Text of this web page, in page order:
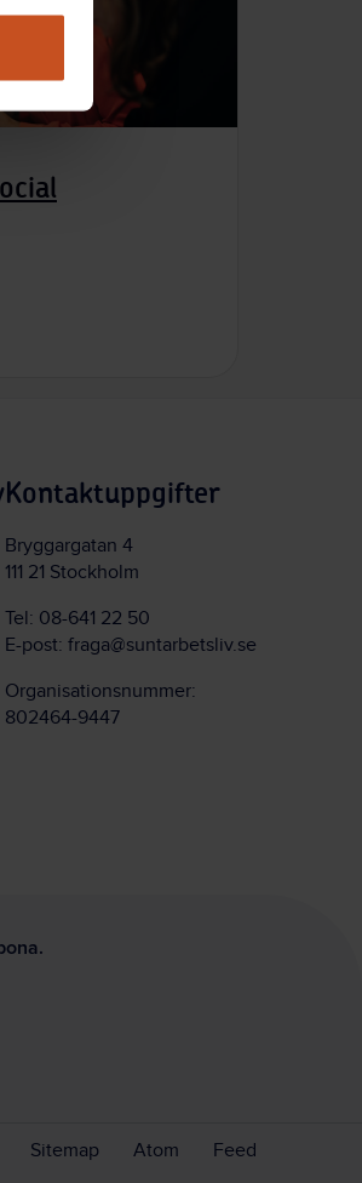
Kontaktuppgifter
Bryggargatan 4
111 21 Stockholm
Tel: 08-641 22 50
E-post: fraga@suntarbetsliv.se
Organisationsnummer:
802464-9447
Sitemap Atom Feed